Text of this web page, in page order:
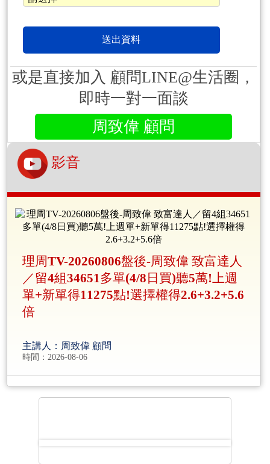
或是直接加入 顧問LINE@生活圈，
即時一對一面談
周致偉 顧問
影音
理周TV-20260806盤後-周致偉 致富達人
／留4組34651多單(4/8日買)聽5萬!上週
單+新單得11275點!選擇權得2.6+3.2+5.6
倍
主講人：周致偉 顧問
時間：2026-08-06